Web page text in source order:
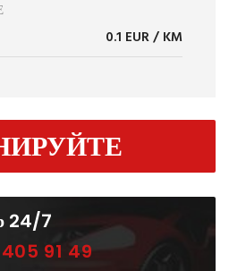
0.1 EUR / KM
24/7
405 91 49